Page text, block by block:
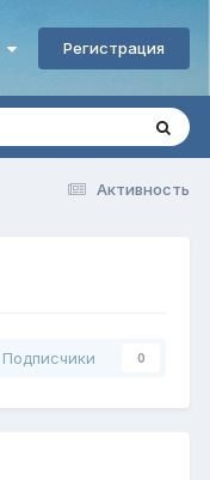
Регистрация
Активность
Подписчики 0